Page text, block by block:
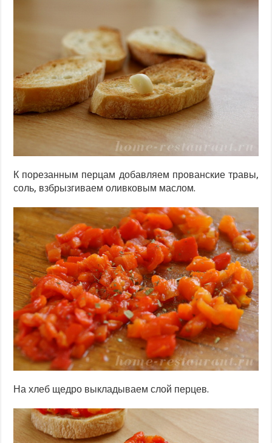
К порезанным перцам добавляем прованские травы,
соль, взбрызгиваем оливковым маслом.
На хлеб щедро выкладываем слой перцев.